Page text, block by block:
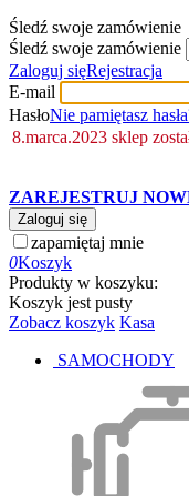
Śledź swoje zamówienie
Śledź swoje zamówienie
Zaloguj sięRejestracja
E-mail
HasłoNie pamiętasz
8.marca.2023 sklep
ZAREJESTRUJ
Zaloguj się
zapamiętaj mnie
0Koszyk
Produkty w koszyku:
Koszyk jest pusty
Zobacz koszyk Kasa
SAMOCHODY